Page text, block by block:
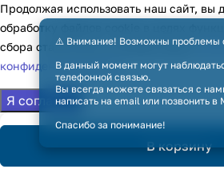
В корзину
⚠️ Внимание! Возможны проблемы
В данный момент могут
телефонной связью.
Вы всегда можете связаться с
написать на email или позвонить в
Спасибо за понимание!
Продолжая использовать наш сайт, вы
обработку файлов cookie в целях
сбора статистики в соответствии с
конфиденциальности
Я согласен